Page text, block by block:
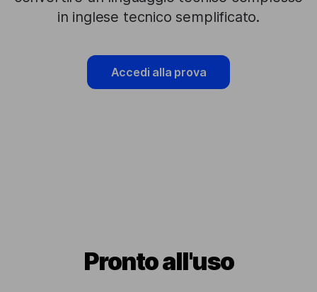
in inglese tecnico semplificato.
Accedi alla prova
Pronto all'uso